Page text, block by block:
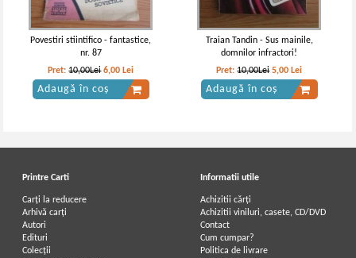
Povestiri stiintifico - fantastice,
nr. 87
Pret:10,00Lei 6,00 Lei
Adaugă în coș
Traian Tandin - Sus mainile,
domnilor infractori!
Pret:10,00Lei 5,00 Lei
Adaugă în coș
Printre Carti
Carți la reducere
Arhivă carți
Autori
Edituri
Colecții
Informatii utile
Achizitii cărți
Achizitii viniluri, casete, CD/DVD
Contact
Cum cumpar?
Politica de livrare